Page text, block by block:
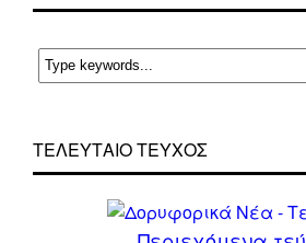
ΤΕΛΕΥΤΑΙΟ ΤΕΥΧΟΣ